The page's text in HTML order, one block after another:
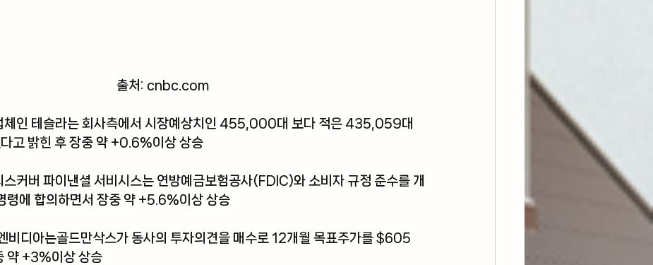
출처: cnbc.com
체인 테슬라는 회사측에서 시장예상치인 455,000대 보다 적은 435,059대
고 밝힌 후 장중 약 +0.6%이상 상승
스커버 파이낸셜 서비시스는 연방예금보험공사(FDIC)와 소비자 규정 준수를 개
령에 합의하면서 장중 약 +5.6%이상 상승
비디아는골드만삭스가 동사의 투자의견을 매수로 12개월 목표주가를 $605
약 +3%이상 상승